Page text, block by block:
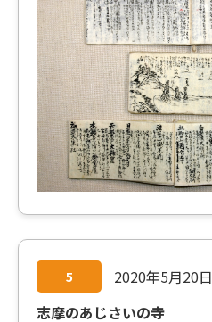
5
2020年5月20日
志摩のあじさいの寺